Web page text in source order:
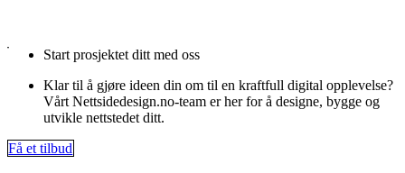
Start prosjektet ditt med oss
Klar til å gjøre ideen din om til en kraftfull digital opplevelse?
Vårt Nettsidedesign.no-team er her for å designe, bygge og
utvikle nettstedet ditt.
Få et tilbud